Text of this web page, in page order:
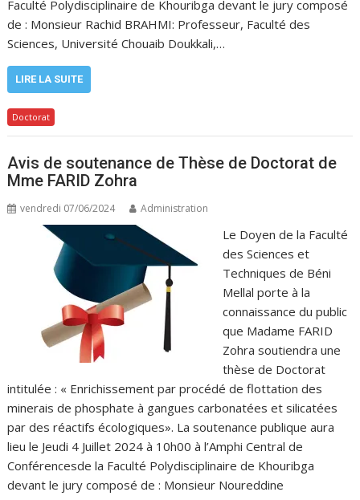
Faculté Polydisciplinaire de Khouribga devant le jury composé
de : Monsieur Rachid BRAHMI: Professeur, Faculté des
Sciences, Université Chouaib Doukkali,…
LIRE LA SUITE
Doctorat
Avis de soutenance de Thèse de Doctorat de
Mme FARID Zohra
vendredi 07/06/2024 Administration
Le Doyen de la Faculté
des Sciences et
Techniques de Béni
Mellal porte à la
connaissance du public
que Madame FARID
Zohra soutiendra une
thèse de Doctorat
intitulée : « Enrichissement par procédé de flottation des
minerais de phosphate à gangues carbonatées et silicatées
par des réactifs écologiques». La soutenance publique aura
lieu le Jeudi 4 Juillet 2024 à 10h00 à l’Amphi Central de
Conférencesde la Faculté Polydisciplinaire de Khouribga
devant le jury composé de : Monsieur Noureddine